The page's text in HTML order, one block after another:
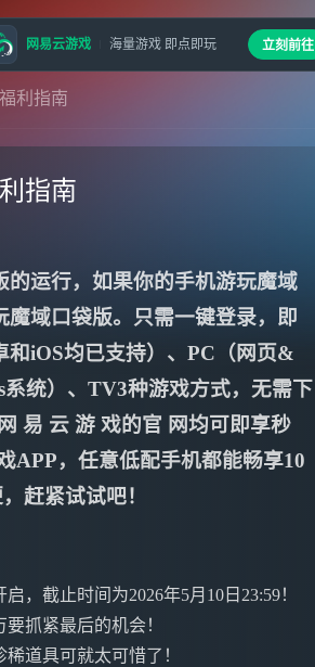
利指南
指南
运行，如果你的手机游玩魔域
魔域口袋版。只需一键登录，即
和iOS均已支持）、PC（网页&
统）、TV3种游戏方式，无需下
易 云 游 戏的官 网均可即享秒
APP，任意低配手机都能畅享10
赶紧试试吧！
，截止时间为2026年5月10日23:59！
抓紧最后的机会！
道具可就太可惜了！
网易云游戏 海量游戏 即点即玩 立刻前往